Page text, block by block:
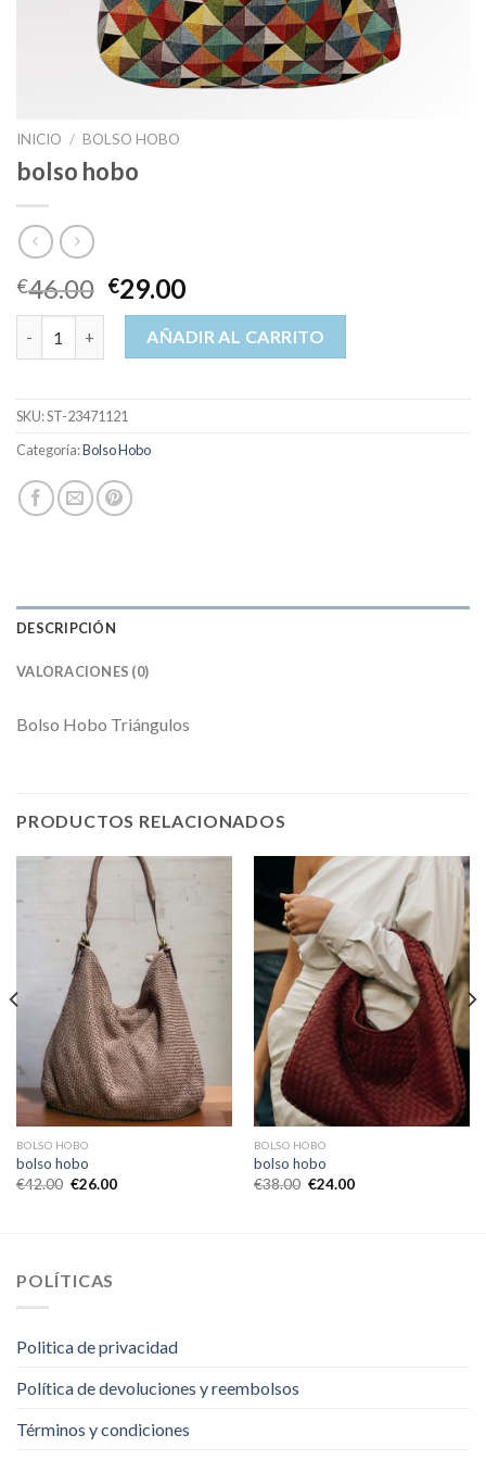
INICIO / BOLSO HOBO
bolso hobo
€46.00 €29.00
bolso hobo cantidadAÑADIR AL CARRITO
SKU:ST-23471121
Categoría:Bolso Hobo
DESCRIPCIÓN
VALORACIONES (0)
Bolso Hobo Triángulos
PRODUCTOS RELACIONADOS
BOLSO HOBO
bolso hobo
€42.00 €26.00
BOLSO HOBO
bolso hobo
€38.00 €24.00
POLÍTICAS
Politica de privacidad
Política de devoluciones y reembolsos
Términos y condiciones